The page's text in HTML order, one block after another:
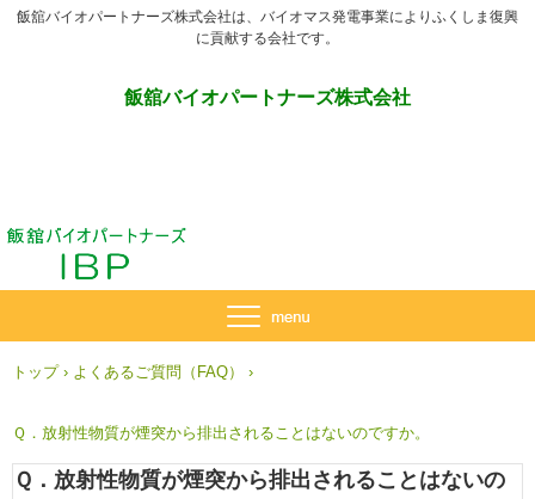
飯舘バイオパートナーズ株式会社
飯舘バイオパートナーズ株式会社は、バイオマス発電事業によりふくしま復興
に貢献する会社です。
トップ › よくあるご質問（FAQ） ›
Ｑ．放射性物質が煙突から排出されることはないのですか。
Ｑ．放射性物質が煙突から排出されることはないの